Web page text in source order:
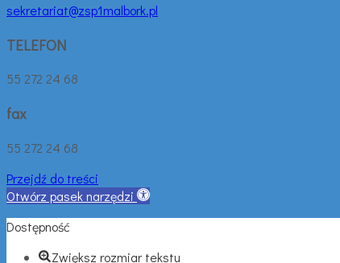
sekretariat@zsp1malbork.pl
TELEFON
55 272 24 68
fax
55 272 24 68
Przejdź do treści
Otwórz pasek narzędzi
Dostępność
Zwiększ rozmiar tekstu